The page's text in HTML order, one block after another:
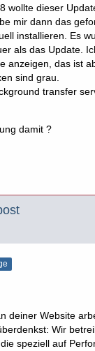
wollte dieser
mir dann das
installieren. Es
als das Update.
anzeigen, das ist
sind grau.
transfer
damit ?
deiner Website
Wir
speziell auf